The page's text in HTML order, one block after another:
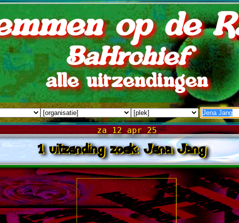
op de
BaHrchief
alle uitzendingen
1 uitzending zoek: Jena Jang
za 12 apr 25